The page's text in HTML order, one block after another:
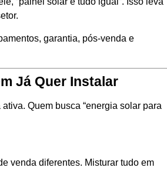
garantia, pós-venda e
Já Quer Instalar
Quem busca “energia solar para
venda diferentes. Misturar tudo em